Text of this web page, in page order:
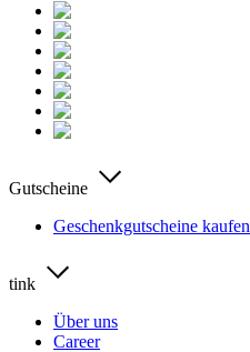
Gutscheine
Geschenkgutscheine kaufen
tink
Über uns
Career